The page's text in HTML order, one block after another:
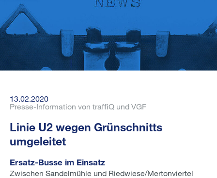
13.02.2020
Presse-Information von traffiQ und VGF
Linie U2 wegen Grünschnitts
umgeleitet
Ersatz-Busse im Einsatz
Zwischen Sandelmühle und Riedwiese/Mertonviertel